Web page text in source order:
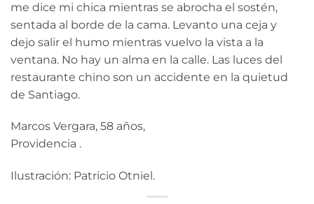
me dice mi chica mientras se abrocha el sostén,
sentada al borde de la cama. Levanto una ceja y
dejo salir el humo mientras vuelvo la vista a la
ventana. No hay un alma en la calle. Las luces del
restaurante chino son un accidente en la quietud
de Santiago.
Marcos Vergara, 58 años,
Providencia .
Ilustración: Patricio Otniel.